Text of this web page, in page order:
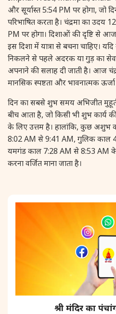
28 August, 2026
28 August, 2026
28 August, 2026
28 August, 2026
28 August, 2026
28 August, 2026
31 August, 2026
और सूर्यास्त 5:54 PM पर होगा, जो
परिभाषित करता है। चंद्रमा का
PM पर होगा। दिशाओं की दृष्टि से
इस दिशा में यात्रा से बचना चाहिए। यदि
निकलने से पहले अदरक या गुड़ का
अपनाने की सलाह दी जाती है। आज
मानसिक स्पष्टता और भावनात्मक ऊर्जा
दिन का सबसे शुभ समय अभिजीत
बीच आता है, जो किसी भी शुभ कार्य
के लिए उत्तम है। हालांकि, कुछ अशुभ
8:02 AM से 9:41 AM, गुलिक काल
यमगंड काल 7:28 AM से 8:53 AM के
करना वर्जित माना जाता है।
श्री मंदिर का